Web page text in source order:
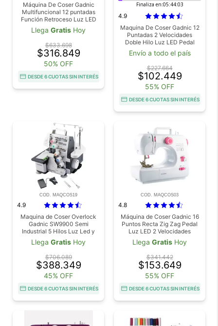
Máquina De Coser Gadnic
Multifuncional 12 puntadas
Función Retroceso Luz LED
Brazo Libre Velocidad
Ajustable 71W
Llega Gratis Hoy
$633.698
$316.849
50% OFF
DESDE 6 CUOTAS SIN INTERÉS
Finaliza en:05:44:03
4.9
Maquina De Coser Gadnic 12
Puntadas 2 Velocidades
Doble Hilo Luz LED Pedal
Overlock 7.2W
Envío a todo el país
$227.664
$102.449
55% OFF
DESDE 6 CUOTAS SIN INTERÉS
COD. MAQCOS19
4.9
Maquina de Coser Overlock
Gadnic SW9900 Semi
Industrial 5 Hilos Luz Led y
Pedal
Llega Gratis Hoy
$706.089
$388.349
45% OFF
DESDE 6 CUOTAS SIN INTERÉS
COD. MAQCOS03
4.8
Máquina de Coser Gadnic 16
Puntos Recta Zig Zag Pedal
Luz LED 2 Velocidades
Llega Gratis Hoy
$341.442
$153.649
55% OFF
DESDE 6 CUOTAS SIN INTERÉS